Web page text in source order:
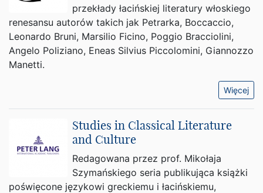
przekłady łacińskiej literatury włoskiego
renesansu autorów takich jak Petrarka, Boccaccio,
Leonardo Bruni, Marsilio Ficino, Poggio Bracciolini,
Angelo Poliziano, Eneas Silvius Piccolomini, Giannozzo
Manetti.
Więcej
Studies in Classical Literature
and Culture
Redagowana przez prof. Mikołaja
Szymańskiego seria publikująca książki
poświęcone językowi greckiemu i łacińskiemu,